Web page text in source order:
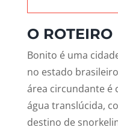
O ROTEIRO
Bonito é uma
no estado
área circundante é
água translúcida,
destino de